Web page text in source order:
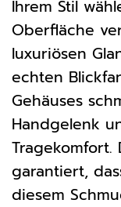
Ihrem Stil
Oberfläche
luxuriösen
echten
Gehäuses
Handgelenk
Tragekomfort.
garantiert,
diesem